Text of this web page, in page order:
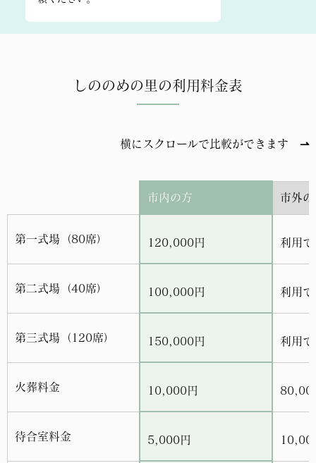
しののめの里の利用料金表
横にスクロールで比較ができます ⇀
市内の方 市外の
第一式場（80席） 120,000円 利用
第二式場（40席） 100,000円 利用
第三式場（120席） 150,000円 利用
火葬料金 10,000円
待合室料金 5,000円